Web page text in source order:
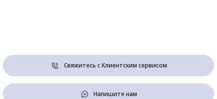
Свяжитесь с Клиентским сервисом
Напишите нам